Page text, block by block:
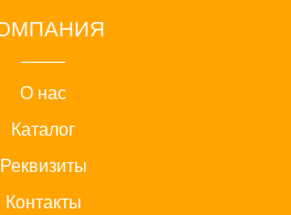
О нас
Каталог
Реквизиты
Контакты